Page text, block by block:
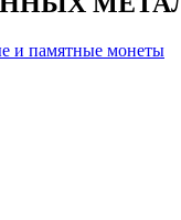
и памятные монеты